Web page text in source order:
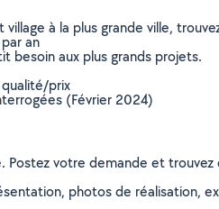
à la plus grande ville,
an
besoin aux plus grands projets.
qualité/prix
(Février 2024)
votre demande et
photos de réalisation,